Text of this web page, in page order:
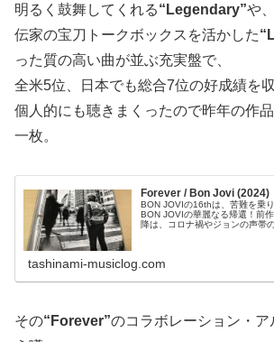
明るく鼓舞してくれる“Legendary”や、
伝家の宝刀トークボックスを活かした
った質の高い曲が並ぶ充実盤で、
全米5位、日本でも総合7位の好成績を
個人的にも聴きまくったので昨年の作
一枚。
Forever / Bon Jovi (2024)
BON JOVIの16thは、苦難を乗
BON JOVIの華麗なる帰還！前
降は、コロナ禍やジョンの声帯
tashinami-musiclog.com
その“Forever”のコラボレーション・